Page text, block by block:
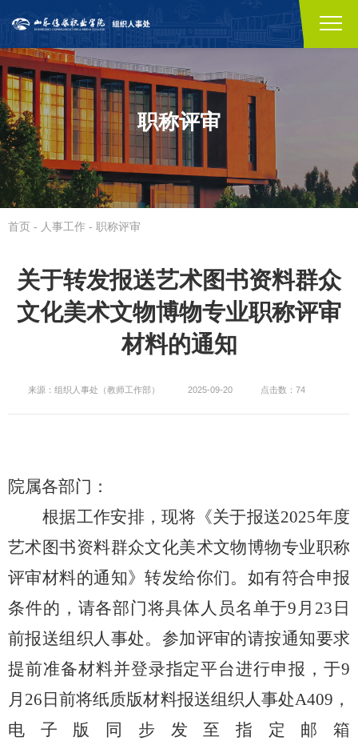
职称评审
首页 - 人事工作 - 职称评审
关于转发报送艺术图书资料群众
文化美术文物博物专业职称评审
材料的通知
来源：组织人事处（教师工作部） 2025-09-20 点击数：74
院属各部门：
根据工作安排，现将《关于报送2025年度
艺术图书资料群众文化美术文物博物专业职称
评审材料的通知》转发给你们。如有符合申报
条件的，请各部门将具体人员名单于9月23日
前报送组织人事处。参加评审的请按通知要求
提前准备材料并登录指定平台进行申报，于9
月26日前将纸质版材料报送组织人事处A409，
电子版同步发至指定邮箱